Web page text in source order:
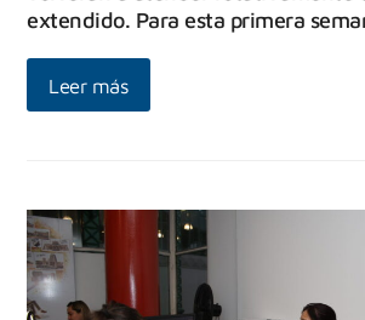
extendido. Para esta primera
Leer más